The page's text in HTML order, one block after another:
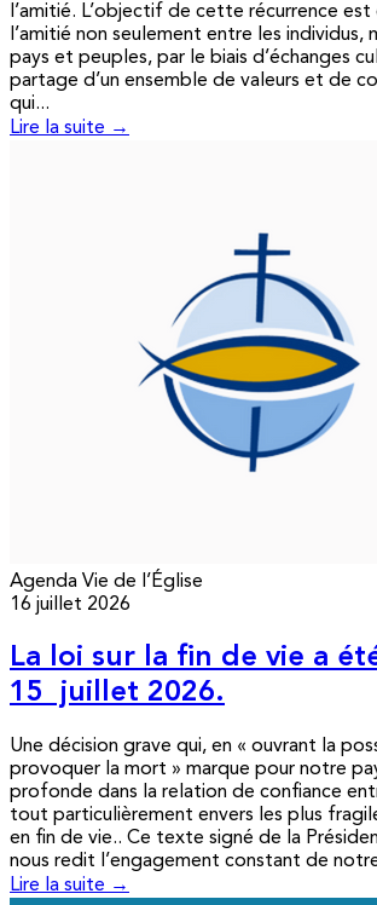
l’amitié. L’objectif de cette récurrence
l’amitié non seulement entre les individus,
pays et peuples, par le biais d’échanges
partage d’un ensemble de valeurs et de
qui...
Lire la suite →
Agenda Vie de l’Église
16 juillet 2026
La loi sur la fin de vie a
15 juillet 2026.
Une décision grave qui, en « ouvrant la
provoquer la mort » marque pour notre
profonde dans la relation de confiance
tout particulièrement envers les plus
en fin de vie.. Ce texte signé de la
nous redit l’engagement constant de
Lire la suite →